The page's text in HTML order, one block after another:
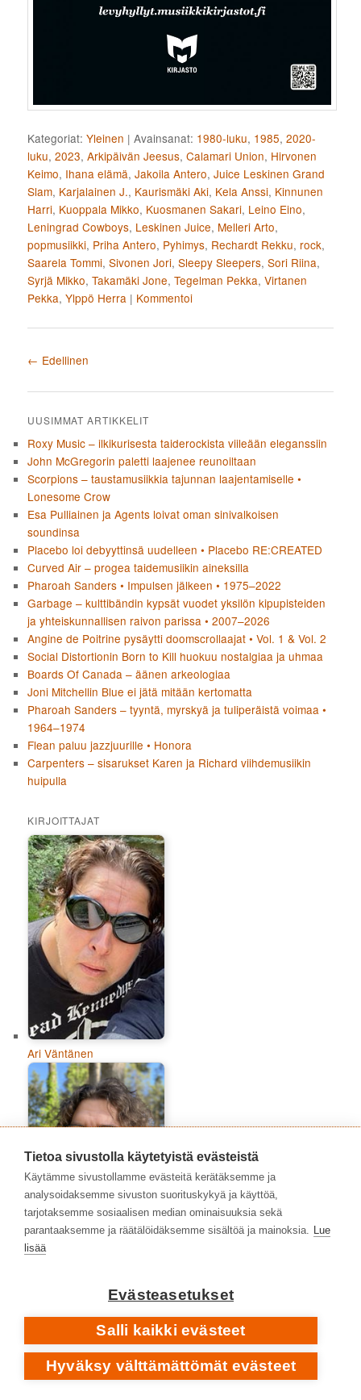
Kategoriat: Yleinen |Avainsanat: 1980-luku, 1985,2020-
luku,2023,Arkipäivän Jeesus,Calamari Union, Hirvonen
Keimo, Ihana elämä,Jakoila Antero,Juice Leskinen Grand
Slam, Karjalainen J., Kaurismäki Aki, Kela Anssi, Kinnunen
Harri, Kuoppala Mikko, Kuosmanen Sakari, Leino Eino,
Leningrad Cowboys, Leskinen Juice, Melleri Arto,
popmusiikki, Priha Antero, Pyhimys, Rechardt Rekku, rock,
Saarela Tommi,Sivonen Jori,Sleepy Sleepers,Sori Riina,
Syrjä Mikko,Takamäki Jone,Tegelman Pekka,Virtanen
Pekka,Ylppö Herra | Kommentoi
Artikkelien selaus
← Edellinen
UUSIMMAT ARTIKKELIT
Roxy Music – ilkikurisesta taiderockista viileään eleganssiin
John McGregorin paletti laajenee reunoiltaan
Scorpions – taustamusiikkia tajunnan laajentamiselle •
Lonesome Crow
Esa Pulliainen ja Agents loivat oman sinivalkoisen
soundinsa
Placebo loi debyyttinsä uudelleen • Placebo RE:CREATED
Curved Air – progea taidemusiikin aineksilla
Pharoah Sanders • Impulsen jälkeen • 1975–2022
Garbage – kulttibändin kypsät vuodet yksilön kipupisteiden
ja yhteiskunnallisen raivon parissa • 2007–2026
Angine de Poitrine pysäytti doomscrollaajat • Vol. 1 & Vol. 2
Social Distortionin Born to Kill huokuu nostalgiaa ja uhmaa
Boards Of Canada – äänen arkeologiaa
Joni Mitchellin Blue ei jätä mitään kertomatta
Pharoah Sanders – tyyntä, myrskyä ja tuliperäistä voimaa •
1964–1974
Flean paluu jazzjuurille • Honora
Carpenters – sisarukset Karen ja Richard viihdemusiikin
huipulla
KIRJOITTAJAT
Ari Väntänen
Tietoa sivustolla käytetyistä evästeistä
Käytämme sivustollamme evästeitä kerätäksemme ja
analysoidaksemme sivuston suorituskykyä ja käyttöä,
tarjotaksemme sosiaalisen median ominaisuuksia sekä
parantaaksemme ja räätälöidäksemme sisältöä ja mainoksia. Lue
lisää
Evästeasetukset
Salli kaikki evästeet
Hyväksy välttämättömät evästeet